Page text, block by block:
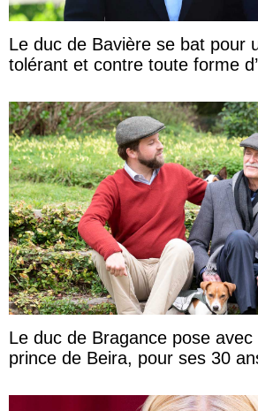
Le duc de Bavière se bat pour
tolérant et contre toute forme
Le duc de Bragance pose
prince de Beira, pour ses 30